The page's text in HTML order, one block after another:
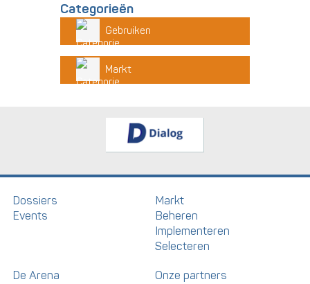
Categorieën
Gebruiken
Markt
Dossiers
Events
Markt
Beheren
Implementeren
Selecteren
De Arena Onze partners